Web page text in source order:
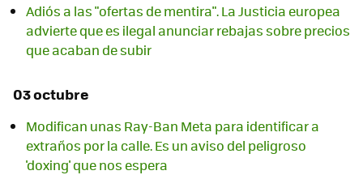
Adiós a las "ofertas de mentira". La Justicia europea
advierte que es ilegal anunciar rebajas sobre precios
que acaban de subir
03 octubre
Modifican unas Ray-Ban Meta para identificar a
extraños por la calle. Es un aviso del peligroso
'doxing' que nos espera